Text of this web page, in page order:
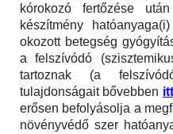
kórokozó fertőzése
készítmény
okozott betegség
a felszívódó
tartoznak (a
tulajdonságait bővebben itt
erősen befolyásolja a
növényvédő szer